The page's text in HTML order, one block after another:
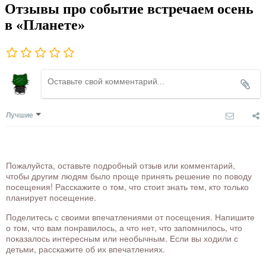
Отзывы про событие встречаем осень
в «Планете»
Лучшие
Пожалуйста, оставьте подробный отзыв или комментарий,
чтобы другим людям было проще принять решение по поводу
посещения! Расскажите о том, что стоит знать тем, кто только
планирует посещение.
Поделитесь с своими впечатлениями от посещения. Напишите
о том, что вам понравилось, а что нет, что запомнилось, что
показалось интересным или необычным. Если вы ходили с
детьми, расскажите об их впечатлениях.